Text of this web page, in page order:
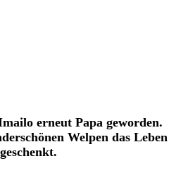
erneut Papa geworden.
Welpen das Leben
geschenkt.